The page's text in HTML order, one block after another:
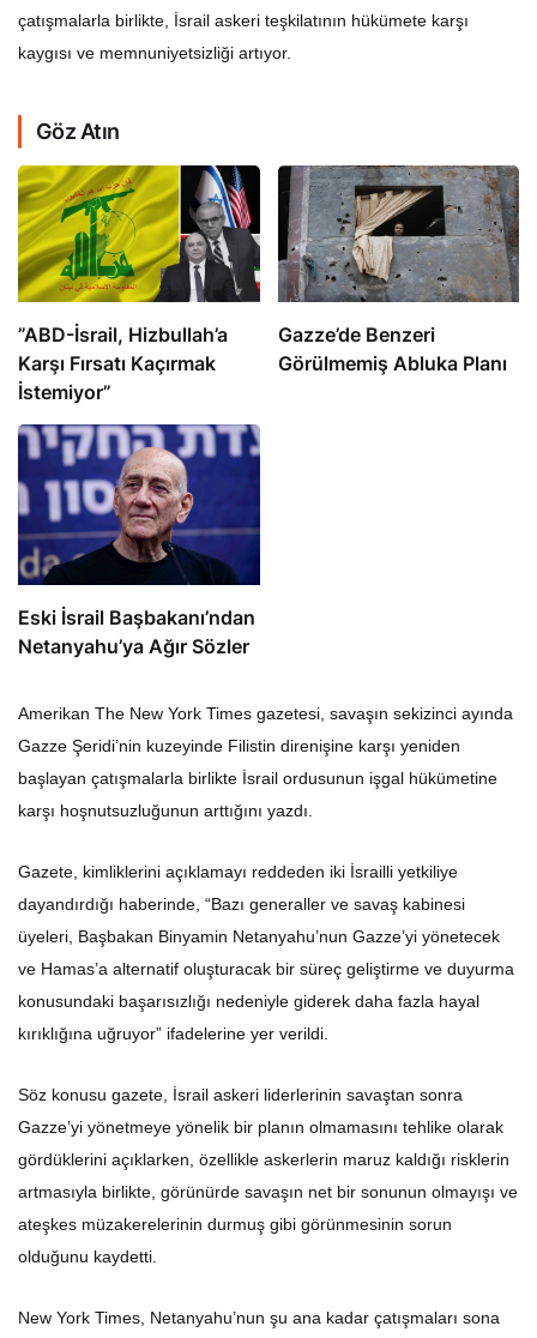
çatışmalarla birlikte, İsrail askeri teşkilatının hükümete karşı
kaygısı ve memnuniyetsizliği artıyor.
Göz Atın
​​​​​​​”ABD-İsrail, Hizbullah’a
Karşı Fırsatı Kaçırmak
İstemiyor”
​​​​​​​Gazze’de Benzeri
Görülmemiş Abluka Planı
Eski İsrail Başbakanı’ndan
Netanyahu’ya Ağır Sözler
Amerikan The New York Times gazetesi, savaşın sekizinci ayında
Gazze Şeridi’nin kuzeyinde Filistin direnişine karşı yeniden
başlayan çatışmalarla birlikte İsrail ordusunun işgal hükümetine
karşı hoşnutsuzluğunun arttığını yazdı.
Gazete, kimliklerini açıklamayı reddeden iki İsrailli yetkiliye
dayandırdığı haberinde, “Bazı generaller ve savaş kabinesi
üyeleri, Başbakan Binyamin Netanyahu’nun Gazze’yi yönetecek
ve Hamas’a alternatif oluşturacak bir süreç geliştirme ve duyurma
konusundaki başarısızlığı nedeniyle giderek daha fazla hayal
kırıklığına uğruyor” ifadelerine yer verildi.
Söz konusu gazete, İsrail askeri liderlerinin savaştan sonra
Gazze’yi yönetmeye yönelik bir planın olmamasını tehlike olarak
gördüklerini açıklarken, özellikle askerlerin maruz kaldığı risklerin
artmasıyla birlikte, görünürde savaşın net bir sonunun olmayışı ve
ateşkes müzakerelerinin durmuş gibi görünmesinin sorun
olduğunu kaydetti.
New York Times, Netanyahu’nun şu ana kadar çatışmaları sona